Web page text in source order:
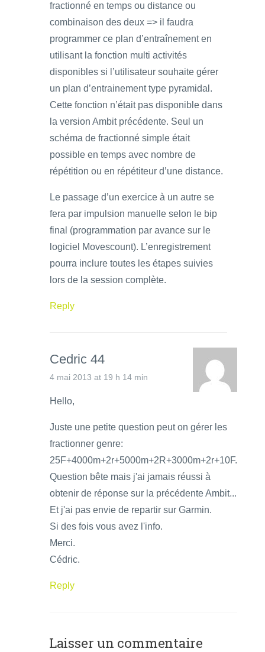
fractionné en temps ou distance ou
combinaison des deux => il faudra
programmer ce plan d’entraînement en
utilisant la fonction multi activités
disponibles si l’utilisateur souhaite gérer
un plan d’entrainement type pyramidal.
Cette fonction n’était pas disponible dans
la version Ambit précédente. Seul un
schéma de fractionné simple était
possible en temps avec nombre de
répétition ou en répétiteur d’une distance.
Le passage d’un exercice à un autre se
fera par impulsion manuelle selon le bip
final (programmation par avance sur le
logiciel Movescount). L’enregistrement
pourra inclure toutes les étapes suivies
lors de la session complète.
Reply
Cedric 44
4 mai 2013 at 19 h 14 min
Hello,
Juste une petite question peut on gérer les
fractionner genre:
25F+4000m+2r+5000m+2R+3000m+2r+10F.
Question bête mais j'ai jamais réussi à
obtenir de réponse sur la précédente Ambit...
Et j'ai pas envie de repartir sur Garmin.
Si des fois vous avez l'info.
Merci.
Cédric.
Reply
Laisser un commentaire